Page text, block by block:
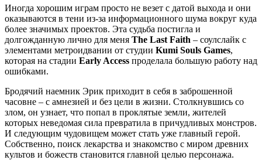
Иногда хорошим играм просто не везет с датой выхода и они
оказываются в тени из-за информационного шума вокруг куда
более значимых проектов. Эта судьба постигла и
долгожданную лично для меня The Last Faith – соулслайк с
элементами метроидвании от студии Kumi Souls Games,
которая на стадии Early Access проделала большую работу над
ошибками.
Бродячий наемник Эрик приходит в себя в заброшенной
часовне – с амнезией и без цели в жизни. Столкнувшись со
злом, он узнает, что попал в проклятые земли, жителей
которых неведомая сила превратила в причудливых монстров.
И следующим чудовищем может стать уже главный герой.
Собственно, поиск лекарства и знакомство с миром древних
культов и божеств становится главной целью персонажа.